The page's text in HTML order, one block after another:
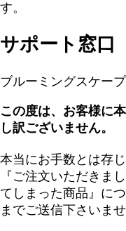
す。
サポート窓口
ブルーミングスケー
この度は、お客様に
し訳ございません。
本当にお手数とは存
『ご注文いただきま
てしまった商品』に
までご送信下さいませ